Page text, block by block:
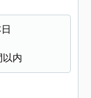
以内